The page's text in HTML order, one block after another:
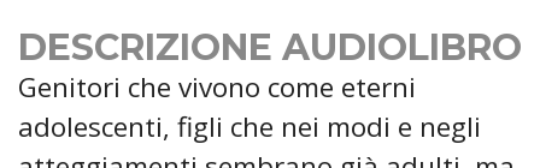
DESCRIZIONE AUDIOLIBRO
Genitori che vivono come eterni
adolescenti, figli che nei modi e negli